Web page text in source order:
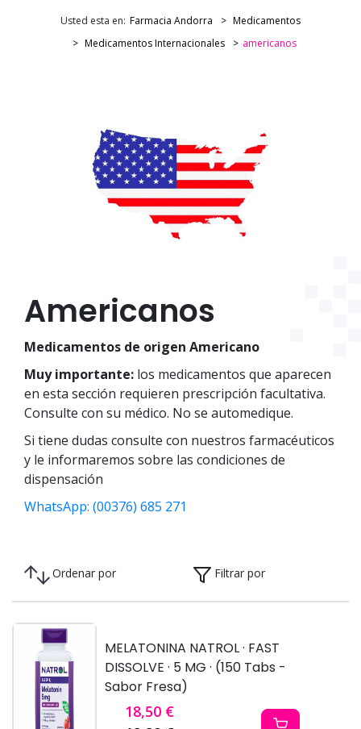
Usted esta en: Farmacia Andorra
Medicamentos
Medicamentos Internacionales
americanos
Americanos
Medicamentos de origen Americano
Muy importante: los medicamentos que aparecen
en esta sección requieren prescripción facultativa.
Consulte con su médico. No se automedique.
Si tiene dudas consulte con nuestros farmacéuticos
y le informaremos sobre las condiciones de
dispensación
WhatsApp: (00376) 685 271
Ordenar por Filtrar por
MELATONINA NATROL · FAST
DISSOLVE · 5 MG · (150 Tabs -
Sabor Fresa)
18,50 €